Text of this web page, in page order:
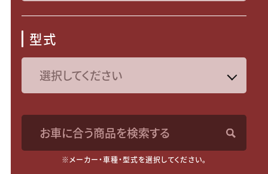
型式
お車に合う商品を検索する
※メーカー・車種・型式を選択してください。